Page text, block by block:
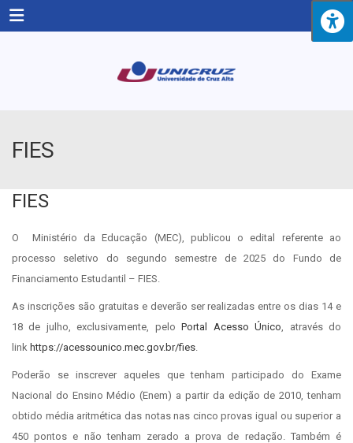
Menu
FIES
FIES
O Ministério da Educação (MEC), publicou o edital referente ao
processo seletivo do segundo semestre de 2025 do Fundo de
Financiamento Estudantil – FIES.
As inscrições são gratuitas e deverão ser realizadas entre os dias 14 e
18 de julho, exclusivamente, peloPortal Acesso Único, através do
link https://acessounico.mec.gov.br/fies.
Poderão se inscrever aqueles que tenham participado do Exame
Nacional do Ensino Médio (Enem) a partir da edição de 2010, tenham
obtido média aritmética das notas nas cinco provas igual ou superior a
450 pontos e não tenham zerado a prova de redação. Também é